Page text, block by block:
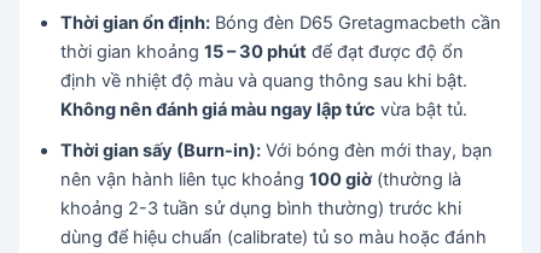
Thời gian ổn định: Bóng đèn D65 Gretagmacbeth cần
thời gian khoảng15 – 30 phút để đạt được độ ổn
định về nhiệt độ màu và quang thông sau khi bật.
Không nên đánh giá màu ngay lập tức vừa bật tủ.
Thời gian sấy (Burn-in): Với bóng đèn mới thay, bạn
nên vận hành liên tục khoảng100 giờ (thường là
khoảng 2-3 tuần sử dụng bình thường) trước khi
dùng để hiệu chuẩn (calibrate) tủ so màu hoặc đánh